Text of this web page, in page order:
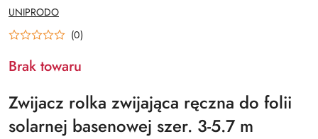
NAZWA
PRODUCENTA:
UNIPRODO
(0)
Brak towaru
Zwijacz rolka zwijająca ręczna do folii
solarnej basenowej szer. 3-5.7 m